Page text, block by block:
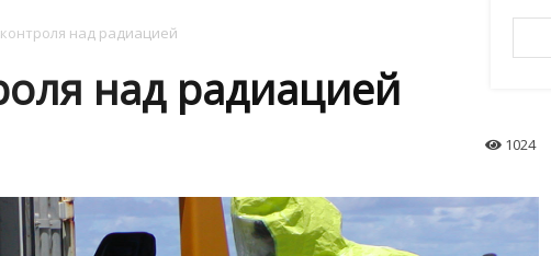
контроля над радиацией
над радиацией
1024